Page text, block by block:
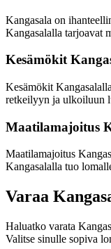
Kangasala on
Kangasalalla tarjoavat
Kesämökit
Kesämökit
retkeilyyn ja ulkoiluun
Maatilamajoitus
Maatilamajoitus
Kangasalalla tuo
Varaa
Haluatko varata
Valitse sinulle sopiva